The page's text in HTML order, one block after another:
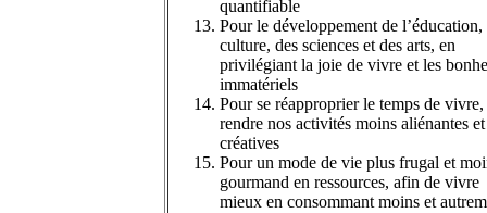
quantifiable
Pour le développement de l’éducation,
culture, des sciences et des arts, en
privilégiant la joie de vivre et les
immatériels
Pour se réapproprier le temps de vivre,
rendre nos activités moins aliénantes
créatives
Pour un mode de vie plus frugal et
gourmand en ressources, afin de vivre
mieux en consommant moins et